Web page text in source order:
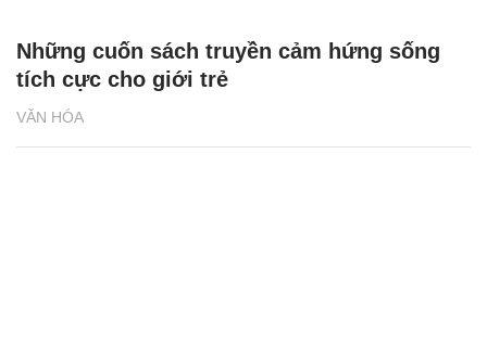
VĂN HÓA
Những cuốn sách truyền cảm hứng sống
tích cực cho giới trẻ